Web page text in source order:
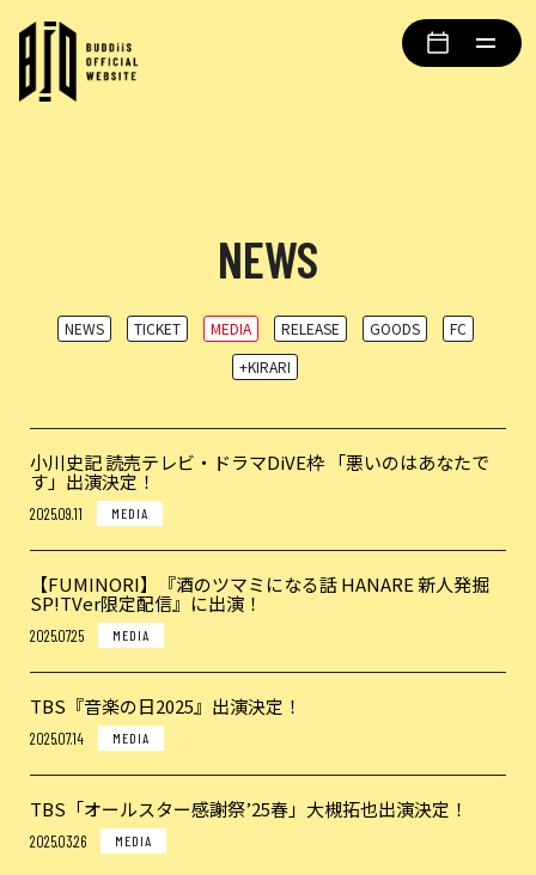
NEWS
NEWS TICKET MEDIA RELEASE GOODS
FC
+KIRARI
小川史記 読売テレビ・ドラマDiVE枠 「悪いのはあなたで
す」出演決定！
2025.09.11 MEDIA
【FUMINORI】『酒のツマミになる話 HANARE 新人発掘
SP!TVer限定配信』に出演！
2025.07.25 MEDIA
TBS『音楽の日2025』出演決定！
2025.07.14 MEDIA
TBS「オールスター感謝祭’25春」大槻拓也出演決定！
2025.03.26 MEDIA